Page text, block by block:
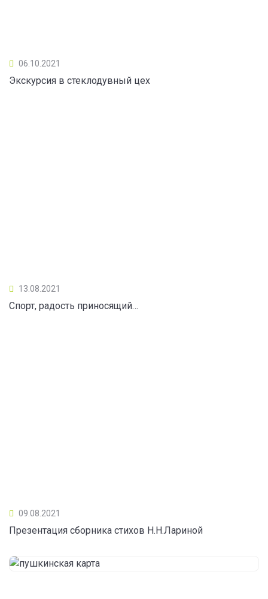
06.10.2021
Экскурсия в стеклодувный цех
13.08.2021
Спорт, радость приносящий…
09.08.2021
Презентация сборника стихов Н.Н.Лариной